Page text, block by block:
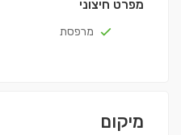
מפרט חיצוני
מרפסת
מיקום